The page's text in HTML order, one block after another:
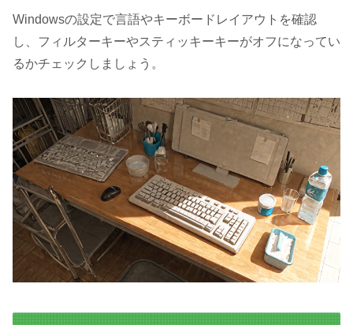
Windowsの設定で言語やキーボードレイアウトを確認
し、フィルターキーやスティッキーキーがオフになってい
るかチェックしましょう。